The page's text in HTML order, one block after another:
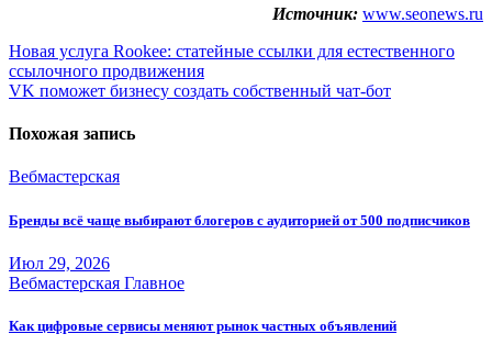
Источник: www.seonews.ru
Навигация
по
Новая услуга Rookee: статейные ссылки для естественного
ссылочного продвижения
VK поможет бизнесу создать собственный чат-бот
Похожая запись
Вебмастерская
Бренды всё чаще выбирают блогеров с аудиторией от 500 подписчиков
Июл 29, 2026
Вебмастерская Главное
Как цифровые сервисы меняют рынок частных объявлений